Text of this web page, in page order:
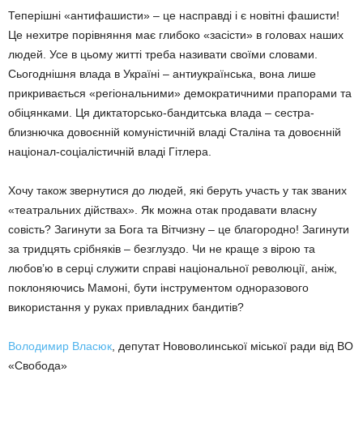
Теперішні «антифашисти» – це насправді і є новітні фашисти!
Це нехитре порівняння має глибоко «засісти» в головах наших
людей. Усе в цьому житті треба називати своїми словами.
Сьогоднішня влада в Україні – антиукраїнська, вона лише
прикривається «регіональними» демократичними прапорами та
обіцянками. Ця диктаторсько-бандитська влада – сестра-
близнючка довоєнній комуністичній владі Сталіна та довоєнній
націонал-соціалістичній владі Гітлера.
Хочу також звернутися до людей, які беруть участь у так званих
«театральних дійствах». Як можна отак продавати власну
совість? Загинути за Бога та Вітчизну – це благородно! Загинути
за тридцять срібняків – безглуздо. Чи не краще з вірою та
любов’ю в серці служити справі національної революції, аніж,
поклоняючись Мамоні, бути інструментом одноразового
використання у руках привладних бандитів?
Володимир Власюк , депутат Нововолинської міської ради від ВО
«Свобода»